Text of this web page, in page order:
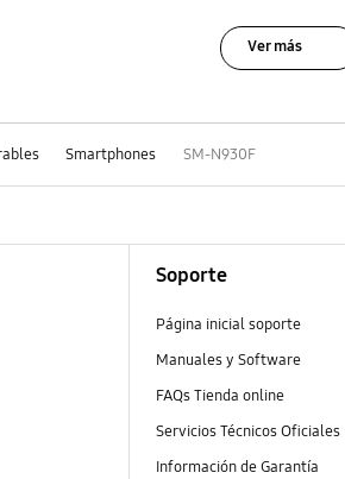
Ver más
Smartphones SM-N930F
Soporte
Página inicial soporte
Manuales y Software
FAQs Tienda online
Servicios Técnicos Oficiales
Información de Garantía